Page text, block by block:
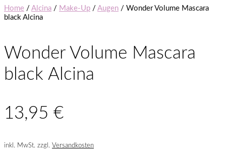
Home / Alcina / Make-Up / Augen / Wonder Volume Mascara
black Alcina
Wonder Volume Mascara
black Alcina
13,95 €
inkl. MwSt. zzgl. Versandkosten